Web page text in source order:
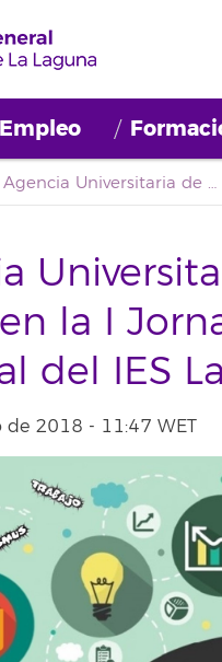
Empleo
La Agencia Universitaria de Empleo participa en la I Jornada de Formación Profesional del IES La Laboral
la I
del IES
de 2018 - 11:47 WET